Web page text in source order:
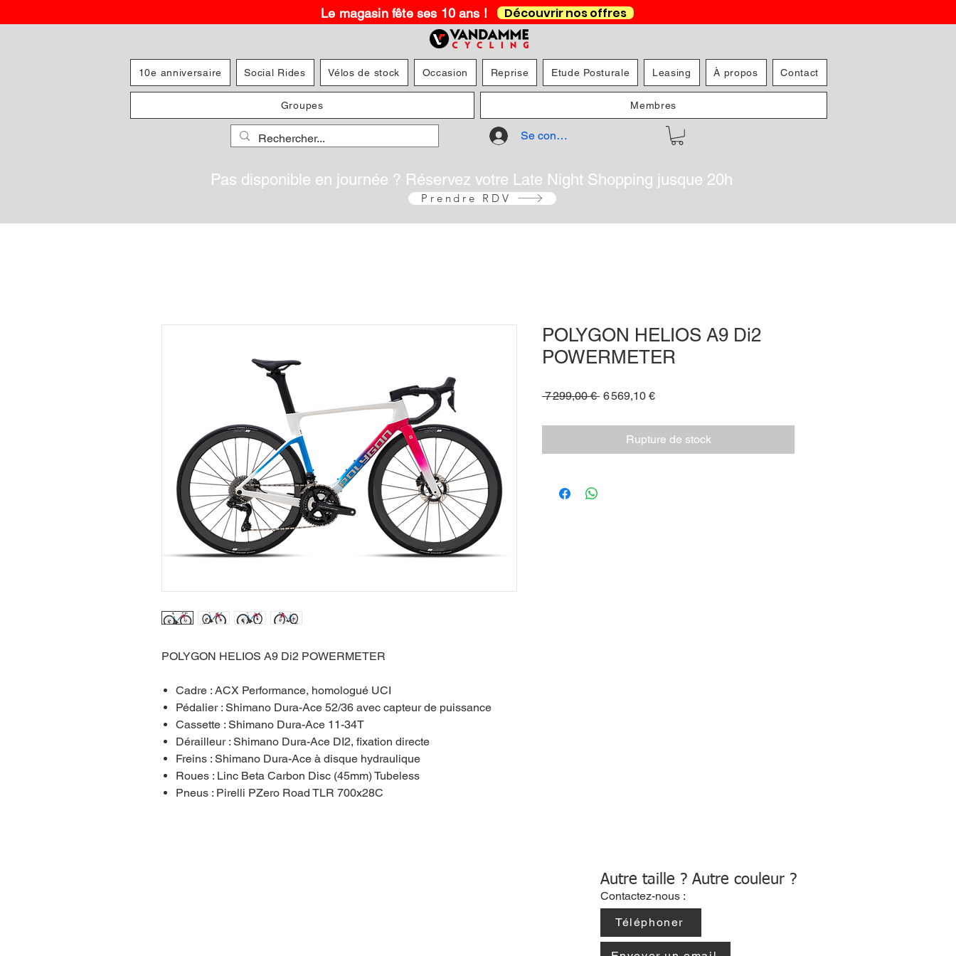
Le magasin fête ses 10 ans ! Découvrir nos offres
10e anniversaire Social Rides Vélos de stock Occasion Reprise Etude Posturale Leasing À propos Contact
Groupes Membres
Se connecter
Pas disponible en journée ? Réservez votre Late Night Shopping jusque 20h
Prendre RDV
POLYGON HELIOS A9 Di2 POWERMETER
Cadre : ACX Performance, homologué UCI
Pédalier : Shimano Dura-Ace 52/36 avec capteur de puissance
Cassette : Shimano Dura-Ace 11-34T
Dérailleur : Shimano Dura-Ace DI2, fixation directe
Freins : Shimano Dura-Ace à disque hydraulique
Roues : Linc Beta Carbon Disc (45mm) Tubeless
Pneus : Pirelli PZero Road TLR 700x28C
​POLYGON HELIOS A9 Di2
POWERMETER
7 299,00 € Prix
6 569,10 €Prix
Rupture de stock
Autre taille ? Autre couleur ?
Contactez-nous :
Téléphoner